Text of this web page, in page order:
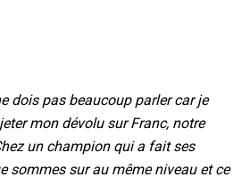
dois pas beaucoup parler car je
mon dévolu sur Franc, notre
un champion qui a fait ses
sommes sur au même niveau et ce